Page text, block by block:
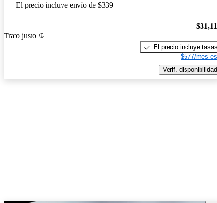
El precio incluye envío de $339
Trato justo
El precio incluye tasas
$577/mes
Verif. disponibilidad